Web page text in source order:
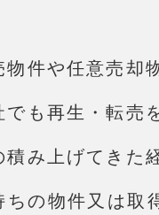
物件や任意売却
でも再生・転売
積み上げてきた
ちの物件又は取